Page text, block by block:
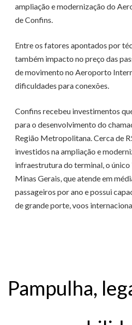
ampliação e modernização do
de Confins.
Entre os fatores apontados por
também impacto no preço das
de movimento no Aeroporto
dificuldades para conexões.
Confins recebeu investimentos
para o desenvolvimento do
Região Metropolitana. Cerca de
investidos na ampliação e
infraestrutura do terminal, o
Minas Gerais, que atende em
passageiros por ano e possui
de grande porte, voos
Pampulha,